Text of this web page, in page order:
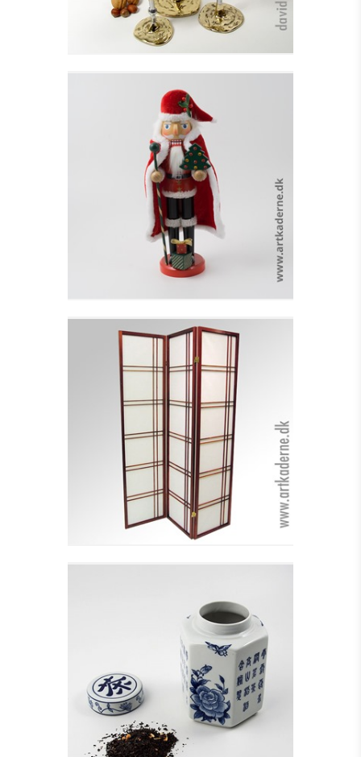
JULEMAND M.
JULETRÆ, GAVER OG
RØD KAPPE
Se detajler
3-FLØJET FOLDEVÆG -
MAHOGNI DBB. -
UDSOLGT
Se detajler
SEKSKANTET
OPBEVARINGSKRUKKE
Se detajler